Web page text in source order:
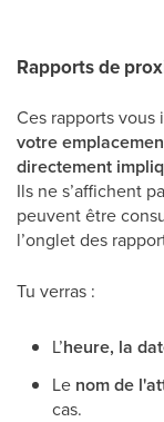
Rapports de
Ces rapports vous
votre
directement
Ils ne s’affichent
peuvent être
l’onglet des
Tu verras :
L’heure, la
Le nom de
cas.